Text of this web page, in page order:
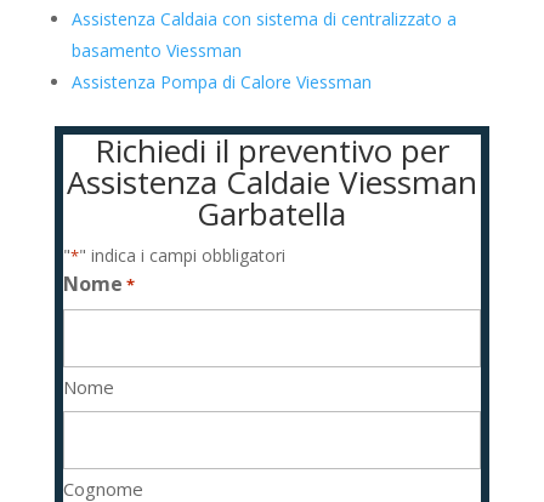
Assistenza Caldaia con sistema di centralizzato a
basamento Viessman
Assistenza Pompa di Calore Viessman
Richiedi il preventivo per
Assistenza Caldaie Viessman
Garbatella
"*" indica i campi obbligatori
Nome *
Nome
Cognome